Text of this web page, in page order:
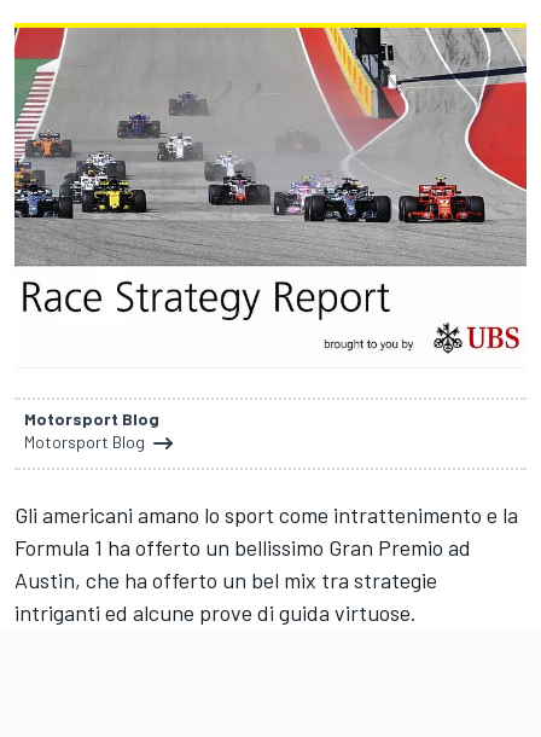
Motorsport Blog
Motorsport Blog
Gli americani amano lo sport come intrattenimento e la
Formula 1 ha offerto un bellissimo Gran Premio ad
Austin, che ha offerto un bel mix tra strategie
intriganti ed alcune prove di guida virtuose.